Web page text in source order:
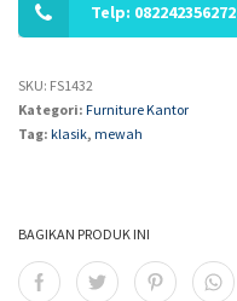
Telp: 082242356272
SKU: FS1432
Kategori: Furniture Kantor
Tag: klasik, mewah
BAGIKAN PRODUK INI